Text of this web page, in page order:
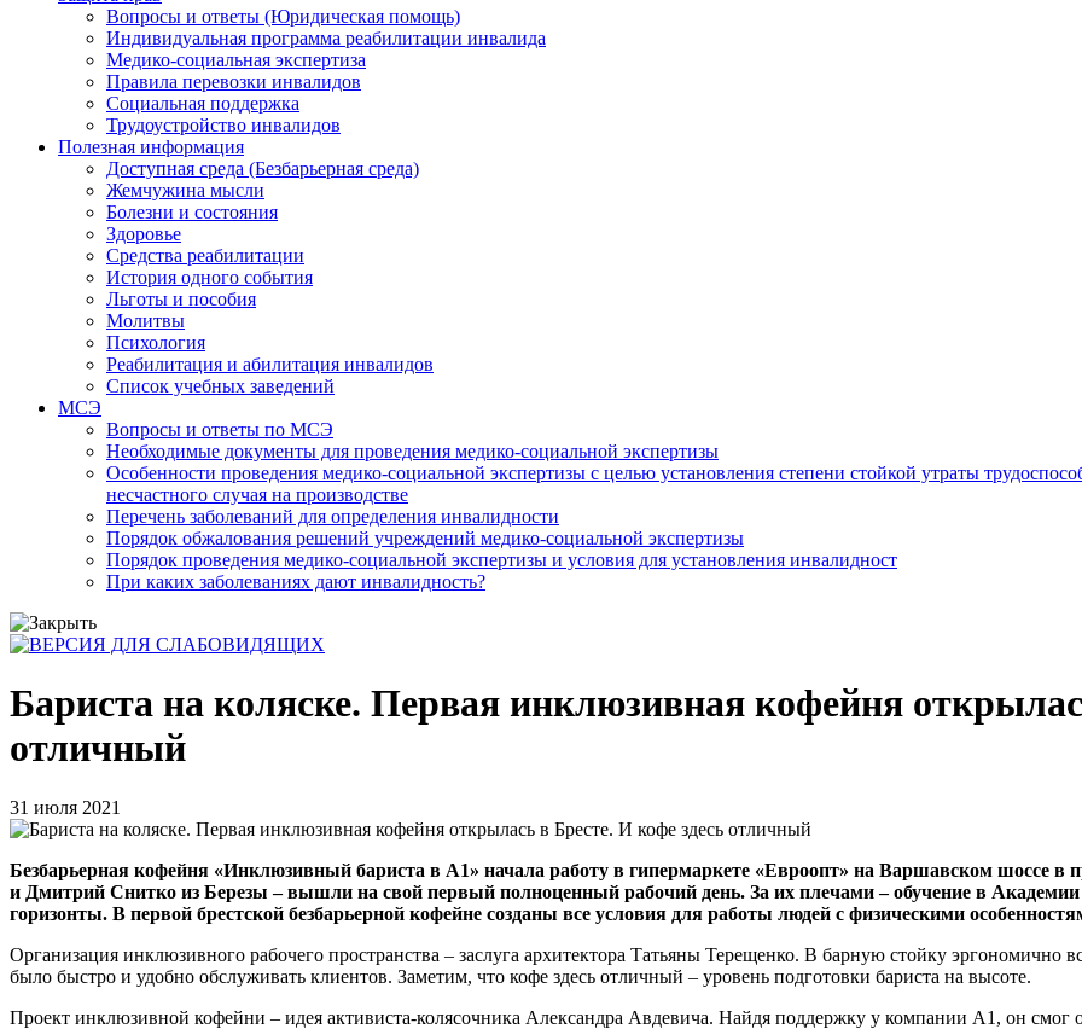
Вопросы и ответы (Юридическая помощь)
Индивидуальная программа реабилитации инвалида
Медико-социальная экспертиза
Правила перевозки инвалидов
Социальная поддержка
Трудоустройство инвалидов
Полезная информация
Доступная среда (Безбарьерная среда)
Жемчужина мысли
Болезни и состояния
Здоровье
Средства реабилитации
История одного события
Льготы и пособия
Молитвы
Психология
Реабилитация и абилитация инвалидов
Список учебных заведений
МСЭ
Вопросы и ответы по МСЭ
Необходимые документы для проведения медико-социальной экспертизы
Особенности проведения медико-социальной экспертизы с целью установления степени стойкой утраты
несчастного случая на производстве
Перечень заболеваний для определения инвалидности
Порядок обжалования решений учреждений медико-социальной экспертизы
Порядок проведения медико-социальной экспертизы и условия для установления инвалидност
При каких заболеваниях дают инвалидность?
Бариста на коляске. Первая инклюзивная кофейня
отличный
31 июля 2021
Безбарьерная кофейня «Инклюзивный бариста в А1» начала работу в гипермаркете «Евроопт» на Варшавском шоссе
и Дмитрий Снитко из Березы – вышли на свой первый полноценный рабочий день. За их плечами – обучение в
горизонты. В первой брестской безбарьерной кофейне созданы все условия для работы людей с физическими
Организация инклюзивного рабочего пространства – заслуга архитектора Татьяны Терещенко. В барную стойку
было быстро и удобно обслуживать клиентов. Заметим, что кофе здесь отличный – уровень подготовки бариста на высоте.
Проект инклюзивной кофейни – идея активиста-колясочника Александра Авдевича. Найдя поддержку у компании А1, он смог